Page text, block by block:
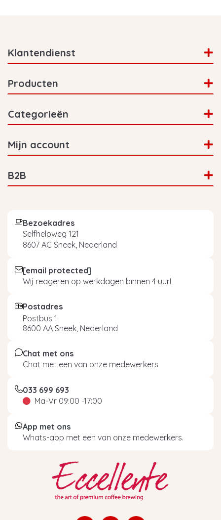
Klantendienst
Producten
Categorieën
Mijn account
B2B
Bezoekadres
Selfhelpweg 121
8607 AC Sneek, Nederland
[email protected]
Wij reageren op werkdagen binnen 4 uur!
Postadres
Postbus 1
8600 AA Sneek, Nederland
Chat met ons
Chat met een van onze medewerkers
033 699 693
Ma-Vr 09:00 -17:00
App met ons
Whats-app met een van onze medewerkers.